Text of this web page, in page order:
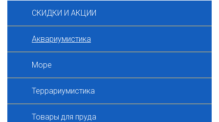
СКИДКИ И АКЦИИ
Аквариумистика
Море
Террариумистика
Товары для пруда